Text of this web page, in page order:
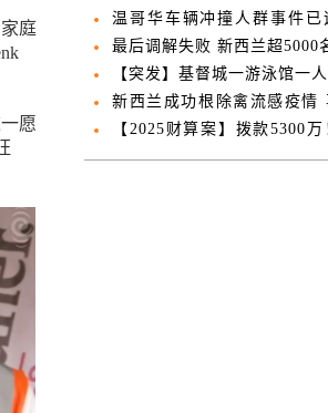
庭
愿
离，警方紧急追查
温哥华车辆冲撞人群事件已
亡
最后调解失败 新西兰超5000
月1日罢工
【突发】基督城一游泳馆一
新西兰成功根除禽流感疫情
解除流动限制
【2025财算案】拨款5300
师注册、续证费用全免，